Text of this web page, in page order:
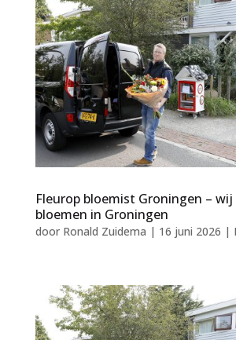
Fleurop bloemist Groningen – wij
bloemen in Groningen
door Ronald Zuidema | 16 juni 2026 |